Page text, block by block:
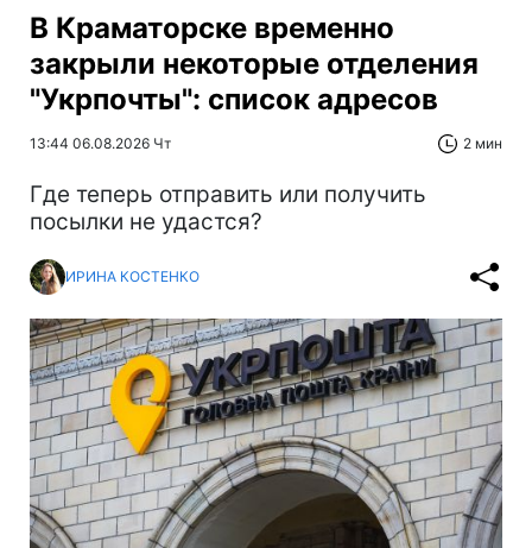
В Краматорске временно
закрыли некоторые отделения
"Укрпочты": список адресов
13:44 06.08.2026 Чт 2 мин
Где теперь отправить или получить
посылки не удастся?
ИРИНА КОСТЕНКО